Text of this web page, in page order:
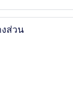
องดับเบิล, เห็นวิวทะ
งส่วน